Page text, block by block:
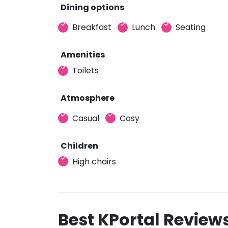
Dining options
Breakfast
Lunch Seating
Amenities
Toilets
Atmosphere
Casual
Cosy
Children
High chairs
Best KPortal